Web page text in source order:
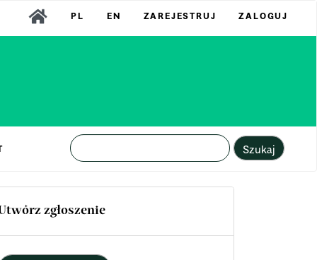
PL EN ZAREJESTRUJ ZALOGUJ
Szukaj
zgłoszenie